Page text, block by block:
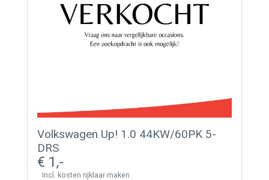
Volkswagen Up! 1.0 44KW/60PK 5-
DRS
1
Incl. kosten rijklaar maken